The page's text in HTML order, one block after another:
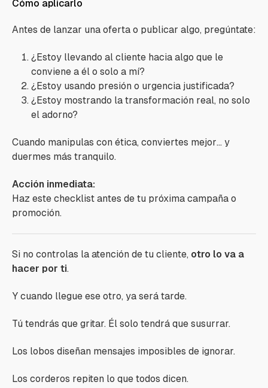
Cómo aplicarlo
Antes de lanzar una oferta o publicar algo, pregúntate:
¿Estoy llevando al cliente hacia algo que le
conviene a él o solo a mí?
¿Estoy usando presión o urgencia justificada?
¿Estoy mostrando la transformación real, no solo
el adorno?
Cuando manipulas con ética, conviertes mejor… y
duermes más tranquilo.
Acción inmediata:
Haz este checklist antes de tu próxima campaña o
promoción.
Si no controlas la atención de tu cliente, otro lo va a
hacer por ti.
Y cuando llegue ese otro, ya será tarde.
Tú tendrás que gritar. Él solo tendrá que susurrar.
Los lobos diseñan mensajes imposibles de ignorar.
Los corderos repiten lo que todos dicen.